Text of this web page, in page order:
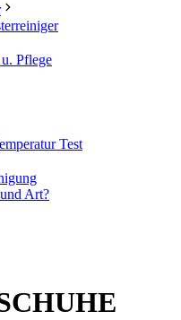
Pflege
Test
Art?